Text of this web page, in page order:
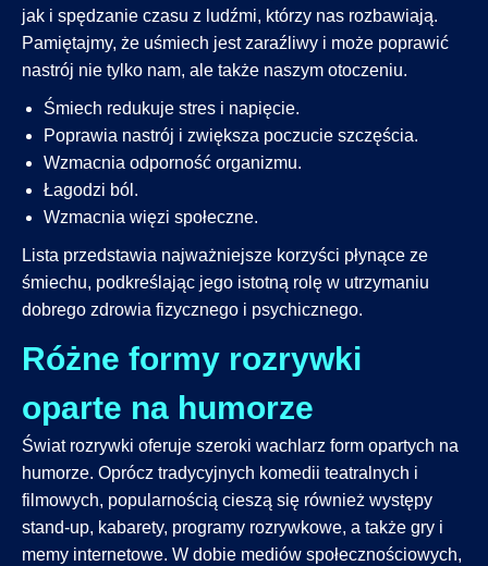
jak i spędzanie czasu z ludźmi, którzy nas rozbawiają.
Pamiętajmy, że uśmiech jest zaraźliwy i może poprawić
nastrój nie tylko nam, ale także naszym otoczeniu.
Śmiech redukuje stres i napięcie.
Poprawia nastrój i zwiększa poczucie szczęścia.
Wzmacnia odporność organizmu.
Łagodzi ból.
Wzmacnia więzi społeczne.
Lista przedstawia najważniejsze korzyści płynące ze
śmiechu, podkreślając jego istotną rolę w utrzymaniu
dobrego zdrowia fizycznego i psychicznego.
Różne formy rozrywki
oparte na humorze
Świat rozrywki oferuje szeroki wachlarz form opartych na
humorze. Oprócz tradycyjnych komedii teatralnych i
filmowych, popularnością cieszą się również występy
stand-up, kabarety, programy rozrywkowe, a także gry i
memy internetowe. W dobie mediów społecznościowych,